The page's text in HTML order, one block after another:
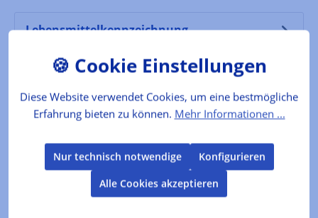
Lebensmittelkennzeichnung
Zutaten: Sonnenblumenöl, Majoran
Produktgalerie überspringen
Kunden kauften auch
Diese Website verwendet Cookies, um eine bestmögliche
Erfahrung bieten zu können. Mehr Informationen ...
Nur technisch notwendige
Konfigurieren
Alle Cookies akzeptieren